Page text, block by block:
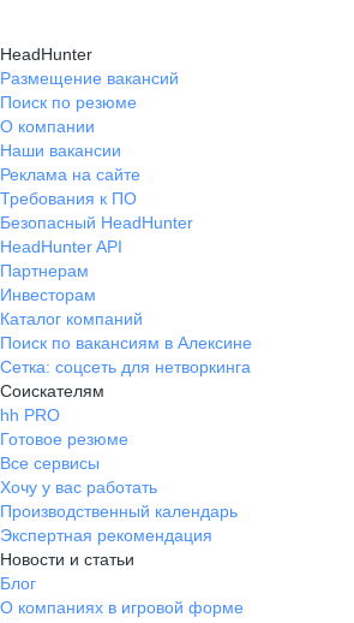
HeadHunter
Размещение вакансий
Поиск по резюме
О компании
Наши вакансии
Реклама на сайте
Требования к ПО
Безопасный HeadHunter
HeadHunter API
Партнерам
Инвесторам
Каталог компаний
Поиск по вакансиям в Алексине
Сетка: соцсеть для нетворкинга
Соискателям
hh PRO
Готовое резюме
Все сервисы
Хочу у вас работать
Производственный календарь
Экспертная рекомендация
Новости и статьи
Блог
О компаниях в игровой форме